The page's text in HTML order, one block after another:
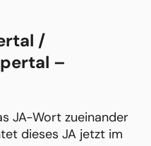
/
–
JA-Wort zueinander
dieses JA jetzt im